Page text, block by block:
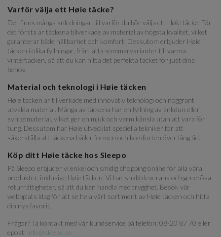
Varför välja ett Høie täcke?
Det finns många anledningar till varför du bör välja ett Høie täcke. För
det första är täckena tillverkade av material av högsta kvalitet, vilket
garanterar både hållbarhet och komfort. Dessutom erbjuder Høie
täcken i olika fyllningar, från lätta sommarvarianter till varma
vintertäcken, så att du kan hitta det perfekta täcket för just dina
behov.
Material och teknologi i Høie täcken
Høie täcken är tillverkade med innovativ teknologi och noggrant
utvalda material. Många av täckena har en fyllning av ankdun eller
syntetmaterial, vilket ger en mjuk och varm känsla utan att vara för
tung. Dessutom har Høie utvecklat speciella tekniker för att
säkerställa att täckena håller formen och komforten över lång tid.
Köp ditt Høie täcke hos Sleepo
På Sleepo erbjuder vi enkel och smidig shopping online för alla våra
produkter, inklusive Høie täcken. Vi har snabb leverans och generösa
returrättigheter, så att du kan handla med trygghet. Besök vår
webbplats idag för att se hela vårt sortiment av Høie täcken och hitta
din nya favorit.
Frågor? Ta kontakt med vår kundservice på telefon: 08-20 87 70 eller
epost: info@sleepo.se